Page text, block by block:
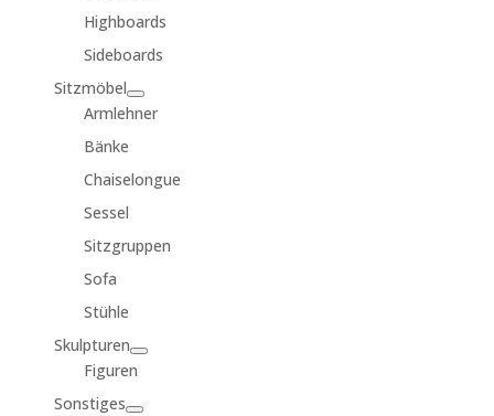
Highboards
Sideboards
Sitzmöbel
Armlehner
Bänke
Chaiselongue
Sessel
Sitzgruppen
Sofa
Stühle
Skulpturen
Figuren
Sonstiges